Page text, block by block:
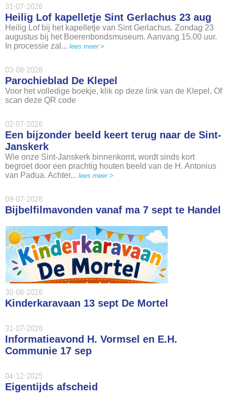
31-07-2026
Heilig Lof kapelletje Sint Gerlachus 23 aug
Heilig Lof bij het kapelletje van Sint Gerlachus. Zondag 23
augustus bij het Boerenbondsmuseum. Aanvang 15.00 uur.
In processie zal... lees meer >
03-08-2026
Parochieblad De Klepel
Voor het volledige boekje, klik op deze link van de Klepel. Of
scan deze QR code
02-07-2026
Een bijzonder beeld keert terug naar de Sint-
Janskerk
Wie onze Sint-Janskerk binnenkomt, wordt sinds kort
begroet door een prachtig houten beeld van de H. Antonius
van Padua. Achter... lees meer >
09-07-2026
Bijbelfilmavonden vanaf ma 7 sept te Handel
30-06-2026
Kinderkaravaan 13 sept De Mortel
31-07-2026
Informatieavond H. Vormsel en E.H.
Communie 17 sep
04-12-2025
Eigentijds afscheid